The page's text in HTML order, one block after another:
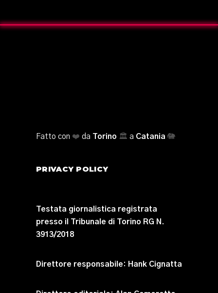
Fatto con ❤️ da Torino 🏛️ a Catania 🐘
PRIVACY POLICY
Testata giornalistica registrata
presso il Tribunale di Torino RG N.
3913/2018
Direttore responsabile: Hank Cignatta